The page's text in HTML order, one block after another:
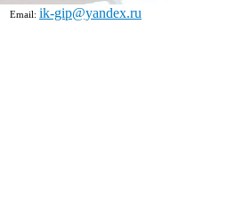
Email: ik-gip@yandex.ru